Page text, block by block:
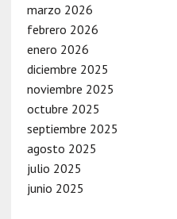
marzo 2026
febrero 2026
enero 2026
diciembre 2025
noviembre 2025
octubre 2025
septiembre 2025
agosto 2025
julio 2025
junio 2025